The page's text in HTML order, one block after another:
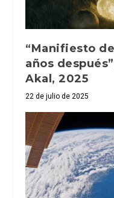
“Manifiesto
años
Akal, 2025
22 de julio de 2025